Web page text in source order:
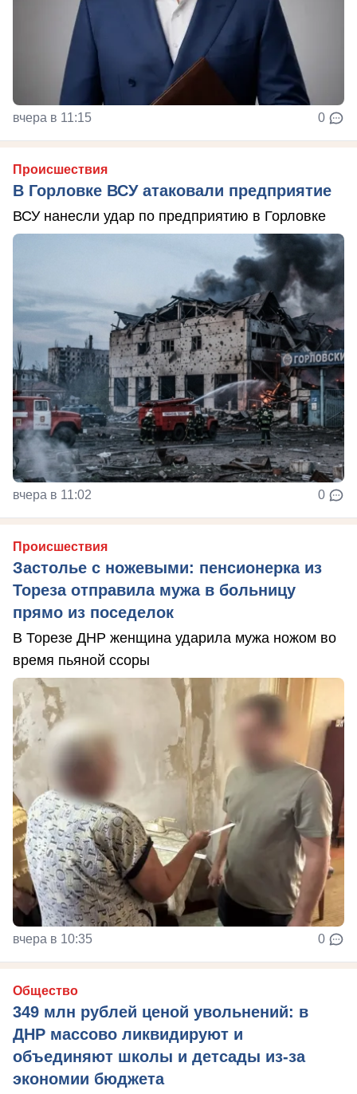
вчера в 11:15 0
Происшествия
В Горловке ВСУ атаковали предприятие
ВСУ нанесли удар по предприятию в Горловке
вчера в 11:02 0
Происшествия
Застолье с ножевыми: пенсионерка из
Тореза отправила мужа в больницу
прямо из поседелок
В Торезе ДНР женщина ударила мужа ножом во
время пьяной ссоры
вчера в 10:35 0
Общество
349 млн рублей ценой увольнений: в
ДНР массово ликвидируют и
объединяют школы и детсады из-за
экономии бюджета